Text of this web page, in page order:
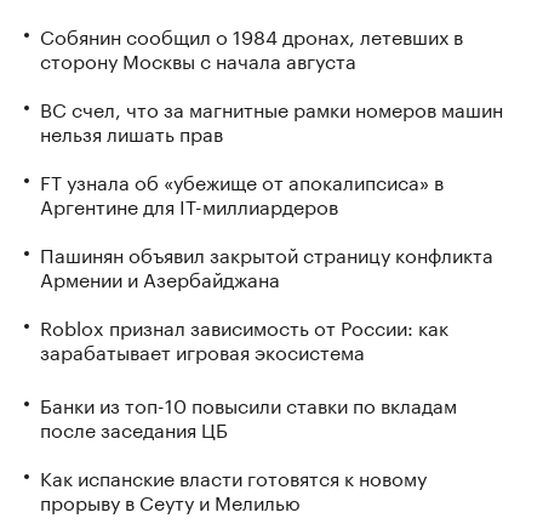
Собянин сообщил о 1984 дронах, летевших в
сторону Москвы с начала августа
ВС счел, что за магнитные рамки номеров машин
нельзя лишать прав
FT узнала об «убежище от апокалипсиса» в
Аргентине для IT-миллиардеров
Пашинян объявил закрытой страницу конфликта
Армении и Азербайджана
Roblox признал зависимость от России: как
зарабатывает игровая экосистема
Банки из топ-10 повысили ставки по вкладам
после заседания ЦБ
Как испанские власти готовятся к новому
прорыву в Сеуту и Мелилью